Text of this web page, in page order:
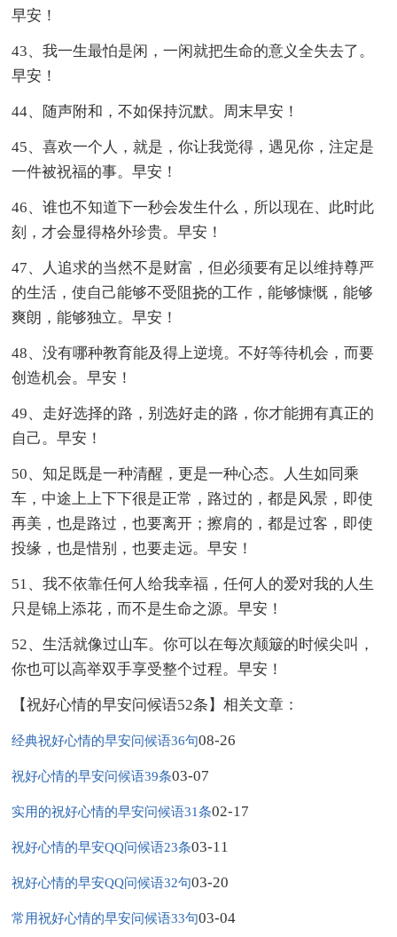
早安！
43、我一生最怕是闲，一闲就把生命的意义全失去了。
早安！
44、随声附和，不如保持沉默。周末早安！
45、喜欢一个人，就是，你让我觉得，遇见你，注定是
一件被祝福的事。早安！
46、谁也不知道下一秒会发生什么，所以现在、此时此
刻，才会显得格外珍贵。早安！
47、人追求的当然不是财富，但必须要有足以维持尊严
的生活，使自己能够不受阻挠的工作，能够慷慨，能够
爽朗，能够独立。早安！
48、没有哪种教育能及得上逆境。不好等待机会，而要
创造机会。早安！
49、走好选择的路，别选好走的路，你才能拥有真正的
自己。早安！
50、知足既是一种清醒，更是一种心态。人生如同乘
车，中途上上下下很是正常，路过的，都是风景，即使
再美，也是路过，也要离开；擦肩的，都是过客，即使
投缘，也是惜别，也要走远。早安！
51、我不依靠任何人给我幸福，任何人的爱对我的人生
只是锦上添花，而不是生命之源。早安！
52、生活就像过山车。你可以在每次颠簸的时候尖叫，
你也可以高举双手享受整个过程。早安！
【祝好心情的早安问候语52条】相关文章：
经典祝好心情的早安问候语36句08-26
祝好心情的早安问候语39条03-07
实用的祝好心情的早安问候语31条02-17
祝好心情的早安QQ问候语23条03-11
祝好心情的早安QQ问候语32句03-20
常用祝好心情的早安问候语33句03-04